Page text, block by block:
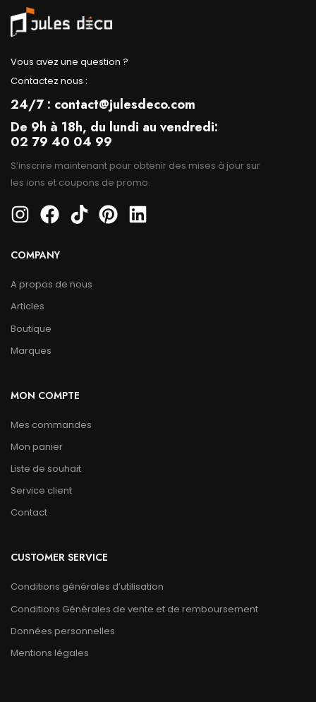
Vous avez une question ?
Contactez nous :
24/7 : contact@julesdeco.com
De 9h à 18h, du lundi au vendredi:
02 79 40 04 99
S’inscrire maintenant pour obtenir des mises à jour sur
les ions et coupons de promo.
COMPANY
A propos de nous
Articles
Boutique
Marques
MON COMPTE
Mes commandes
Mon panier
Liste de souhait
Service client
Contact
CUSTOMER SERVICE
Conditions générales d’utilisation
Conditions Générales de vente et de remboursement
Données personnelles
Mentions légales